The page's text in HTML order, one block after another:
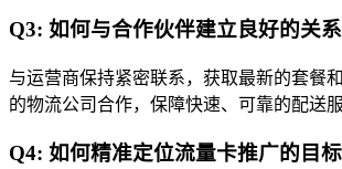
Q3: 如何与合作伙伴建立良好的关系
与运营商保持紧密联系，获取最新的套餐
的物流公司合作，保障快速、可靠的配送服
Q4: 如何精准定位流量卡推广的目标